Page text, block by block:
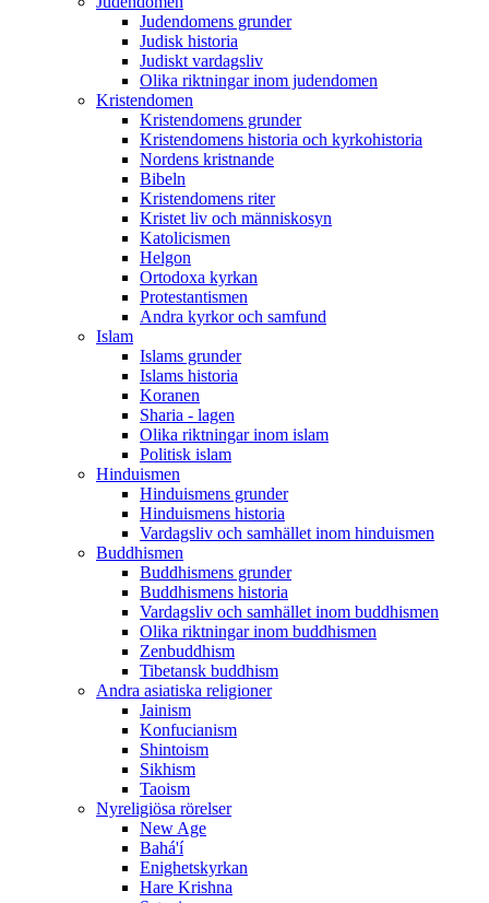
Judendomens grunder
Judisk historia
Judiskt vardagsliv
Olika riktningar inom judendomen
Kristendomen
Kristendomens grunder
Kristendomens historia och kyrkohistoria
Nordens kristnande
Bibeln
Kristendomens riter
Kristet liv och människosyn
Katolicismen
Helgon
Ortodoxa kyrkan
Protestantismen
Andra kyrkor och samfund
Islam
Islams grunder
Islams historia
Koranen
Sharia - lagen
Olika riktningar inom islam
Politisk islam
Hinduismen
Hinduismens grunder
Hinduismens historia
Vardagsliv och samhället inom hinduismen
Buddhismen
Buddhismens grunder
Buddhismens historia
Vardagsliv och samhället inom buddhismen
Olika riktningar inom buddhismen
Zenbuddhism
Tibetansk buddhism
Andra asiatiska religioner
Jainism
Konfucianism
Shintoism
Sikhism
Taoism
Nyreligiösa rörelser
New Age
Bahá'í
Enighetskyrkan
Hare Krishna